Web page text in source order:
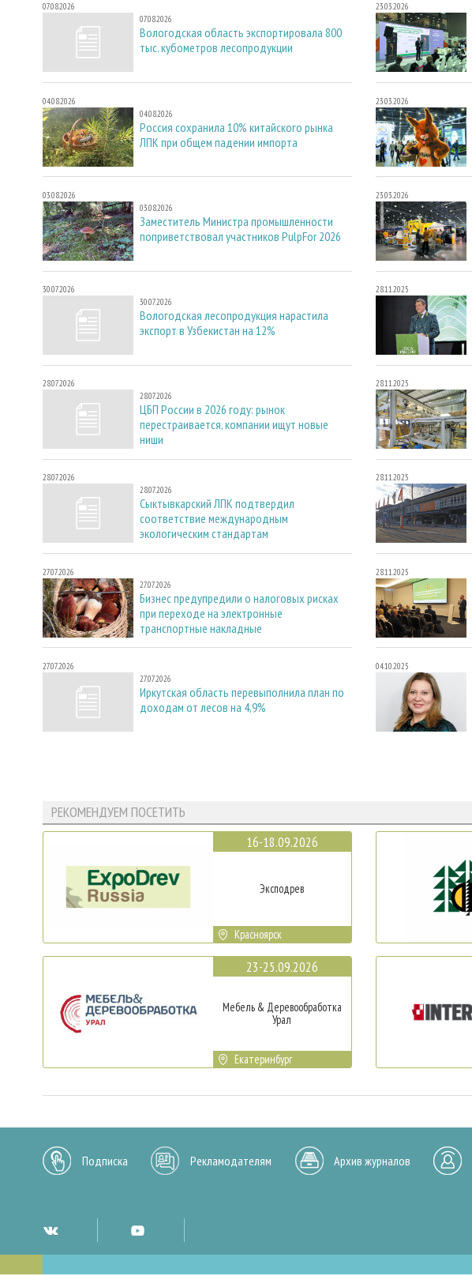
07.08.2026
07.08.2026
Вологодская область экспортировала 800
тыс. кубометров лесопродукции
04.08.2026
04.08.2026
Россия сохранила 10% китайского рынка
ЛПК при общем падении импорта
03.08.2026
03.08.2026
Заместитель Министра промышленности
поприветствовал участников PulpFor 2026
30.07.2026
30.07.2026
Вологодская лесопродукция нарастила
экспорт в Узбекистан на 12%
28.07.2026
28.07.2026
ЦБП России в 2026 году: рынок
перестраивается, компании ищут новые
ниши
28.07.2026
28.07.2026
Сыктывкарский ЛПК подтвердил
соответствие международным
экологическим стандартам
27.07.2026
27.07.2026
Бизнес предупредили о налоговых рисках
при переходе на электронные
транспортные накладные
27.07.2026
27.07.2026
Иркутская область перевыполнила план по
доходам от лесов на 4,9%
23.03.2026
23.03.2026
23.03.2026
28.11.2025
28.11.2025
28.11.2025
28.11.2025
04.10.2025
РЕКОМЕНДУЕМ ПОСЕТИТЬ
16-18.09.2026
Эксподрев
Красноярск
23-25.09.2026
Мебель & Деревообработка
Урал
Екатеринбург
Подписка Рекламодателям Архив журналов